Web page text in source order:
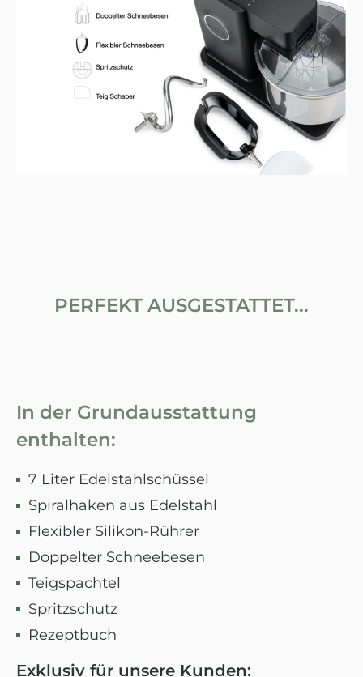
PERFEKT AUSGESTATTET...
In der Grundausstattung
enthalten:
7 Liter Edelstahlschüssel
Spiralhaken aus Edelstahl
Flexibler Silikon-Rührer
Doppelter Schneebesen
Teigspachtel
Spritzschutz
Rezeptbuch
Exklusiv für unsere Kunden: